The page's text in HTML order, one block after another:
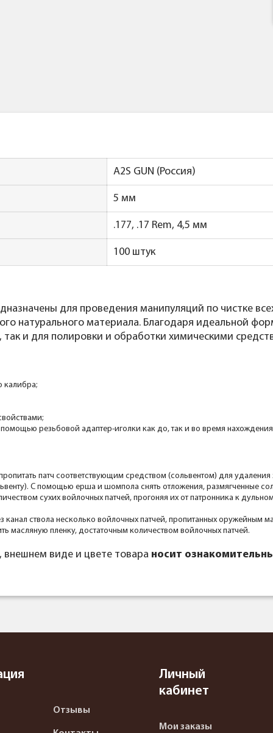
A2S GUN (Россия)
5 мм
.177, .17 Rem, 4,5 мм
100 штук
для проведения манипуляций по чистке
натурального материала. Благодаря идеальной
и для полировки и обработки химическими
калибра;
резьбовой адаптер-иголки как до, так и во время нахождения
патч соответствующим средством (сольвентом) для удаления
С помощью ерша и шомпола снять отложения, размягченные
сухих войлочных патчей, прогоняя их от патронника к
канал ствола несколько войлочных патчей, пропитанных
масляную пленку, достаточным количеством войлочных патчей.
виде и цвете товара носит
Отзывы
Личный
кабинет
Мои заказы